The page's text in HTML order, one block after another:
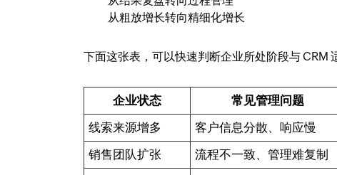
从粗放增长转向精细化增长
下面这张表，可以快速判断企业所处阶段与 CRM
企业状态 常见管理问题
线索来源增多
客户信息分散、响应慢
销售团队扩张
流程不一致、管理难复制